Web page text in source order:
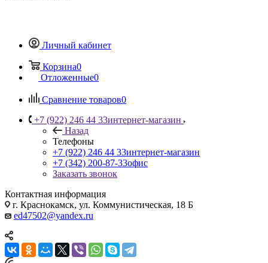
Личный кабинет
Корзина0
Отложенные0
Сравнение товаров0
+7 (922) 246 44 33интернет-магазин
Назад
Телефоны
+7 (922) 246 44 33интернет-магазин
+7 (342) 200-87-33офис
Заказать звонок
Контактная информация
г. Краснокамск, ул. Коммунистическая, 18 Б
ed47502@yandex.ru